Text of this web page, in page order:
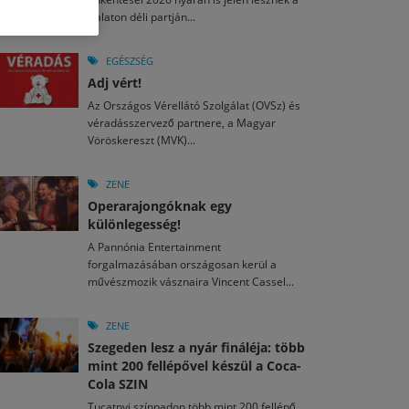
2026. JÚL. 15.
nézők 10 kedvenc filmje 2026 első félévében
2026. JÚL. 3.
án hozzánk is megérkezik a Rocktábor
2026. JÚL. 28.
Fesztivál 2026
2026. JÚL. 26.
egy mese: 30 napos mesekihívást indít a Libri
2026. MÁJ. 11.
László kapta az Artisjus Irodalmi Nagydíjat
Balaton déli partján...
EGÉSZSÉG
Adj vért!
Az Országos Vérellátó Szolgálat (OVSz) és
véradásszervező partnere, a Magyar
Vöröskereszt (MVK)...
ZENE
Operarajongóknak egy
különlegesség!
A Pannónia Entertainment
forgalmazásában országosan kerül a
művészmozik vásznaira Vincent Cassel...
ZENE
Szegeden lesz a nyár fináléja: több
mint 200 fellépővel készül a Coca-
Cola SZIN